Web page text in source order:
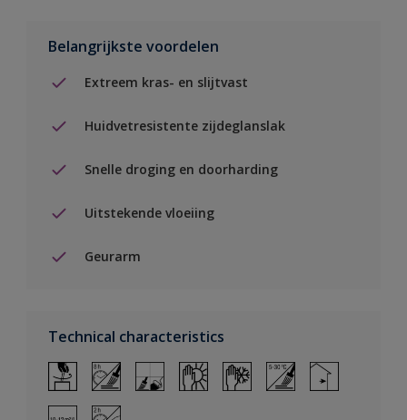
Belangrijkste voordelen
Extreem kras- en slijtvast
Huidvetresistente zijdeglanslak
Snelle droging en doorharding
Uitstekende vloeiing
Geurarm
Technical characteristics